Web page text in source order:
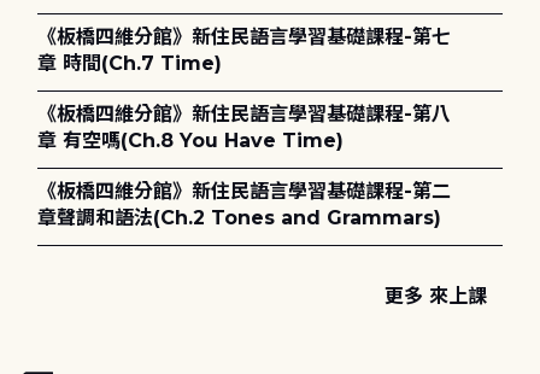
《板橋四維分館》新住民語言學習基礎課程-第七
章 時間(Ch.7 Time)
《板橋四維分館》新住民語言學習基礎課程-第八
章 有空嗎(Ch.8 You Have Time)
《板橋四維分館》新住民語言學習基礎課程-第二
章聲調和語法(Ch.2 Tones and Grammars)
更多 來上課